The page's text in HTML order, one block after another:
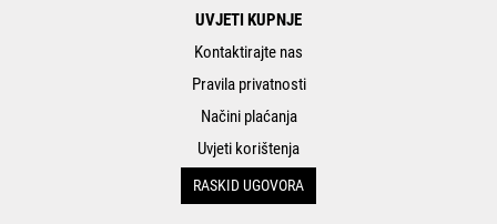
UVJETI KUPNJE
Kontaktirajte nas
Pravila privatnosti
Načini plaćanja
Uvjeti korištenja
RASKID UGOVORA